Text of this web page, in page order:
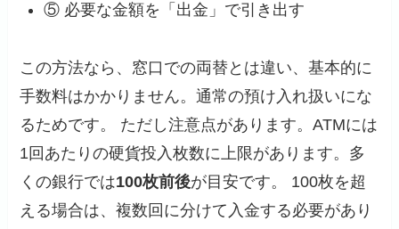
⑤ 必要な金額を「出金」で引き出す
この方法なら、窓口での両替とは違い、基本的に
手数料はかかりません。通常の預け入れ扱いにな
るためです。 ただし注意点があります。ATMには
1回あたりの硬貨投入枚数に上限があります。多
くの銀行では100枚前後が目安です。 100枚を超
える場合は、複数回に分けて入金する必要があり